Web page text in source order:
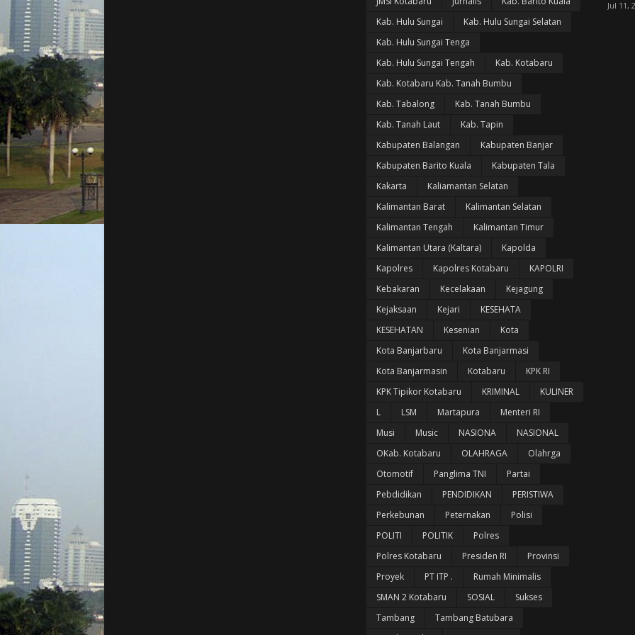
Kab. Hulu Sungai
Kab. Hulu Sungai Selatan
Kab. Hulu Sungai Tenga
Kab. Hulu Sungai Tengah
Kab. Kotabaru
Kab. Kotabaru Kab. Tanah Bumbu
Kab. Tabalong
Kab. Tanah Bumbu
Kab. Tanah Laut
Kab. Tapin
Kabupaten Balangan
Kabupaten Banjar
Kabupaten Barito Kuala
Kabupaten Tala
Kakarta
Kaliamantan Selatan
Kalimantan Barat
Kalimantan Selatan
Kalimantan Tengah
Kalimantan Timur
Kalimantan Utara (Kaltara)
Kapolda
Kapolres
Kapolres Kotabaru
KAPOLRI
Kebakaran
Kecelakaan
Kejagung
Kejaksaan
Kejari
KESEHATA
KESEHATAN
Kesenian
Kota
Kota Banjarbaru
Kota Banjarmasi
Kota Banjarmasin
Kotabaru
KPK RI
KPK Tipikor Kotabaru
KRIMINAL
KULINER
L
LSM Martapura
Menteri RI
Musi
Music NASIONA
NASIONAL
OKab. Kotabaru
OLAHRAGA
Olahrga
Otomotif
Panglima TNI
Partai
Pebdidikan
PENDIDIKAN
PERISTIWA
Perkebunan
Peternakan
Polisi
POLITI
POLITIK
Polres
Polres Kotabaru
Presiden RI
Provinsi
Proyek
PT ITP .
Rumah Minimalis
SMAN 2 Kotabaru
SOSIAL
Sukses
Tambang
Tambang Batubara
Jul 11,